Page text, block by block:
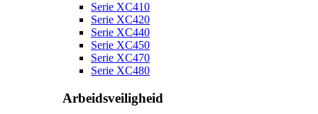
Serie XC410
Serie XC420
Serie XC440
Serie XC450
Serie XC470
Serie XC480
Arbeidsveiligheid